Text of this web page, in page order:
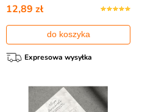
12,89 zł
do koszyka
Expresowa wysyłka